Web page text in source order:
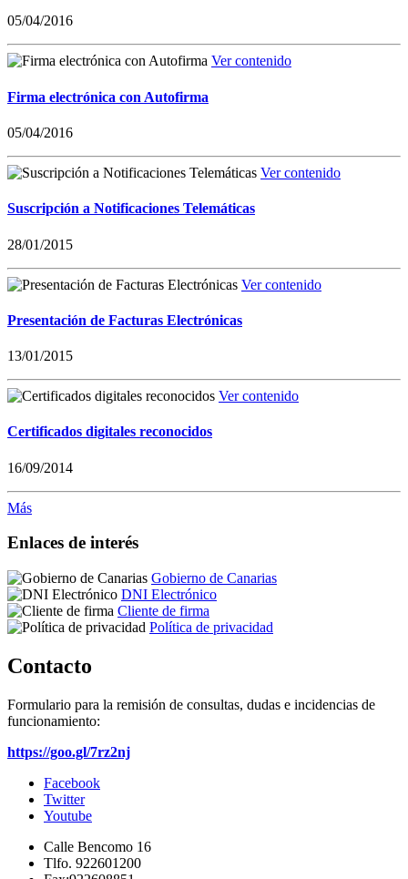
05/04/2016
Ver contenido
Firma electrónica con Autofirma
05/04/2016
Ver contenido
Suscripción a Notificaciones Telemáticas
28/01/2015
Ver contenido
Presentación de Facturas Electrónicas
13/01/2015
Ver contenido
Certificados digitales reconocidos
16/09/2014
Más
Enlaces de interés
Gobierno de Canarias
DNI Electrónico
Cliente de firma
Política de privacidad
Contacto
Formulario para la remisión de consultas, dudas e incidencias de
funcionamiento:
https://goo.gl/7rz2nj
Facebook
Twitter
Youtube
Calle Bencomo 16
Tlfo. 922601200